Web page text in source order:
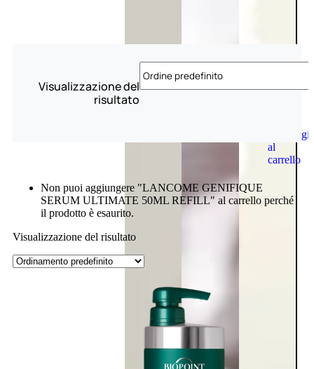
Aggiungi
al
carrello
Visualizzazione del
risultato
Non puoi aggiungere "LANCOME GENIFIQUE
SERUM ULTIMATE 50ML REFILL" al carrello perché
il prodotto è esaurito.
Visualizzazione del risultato